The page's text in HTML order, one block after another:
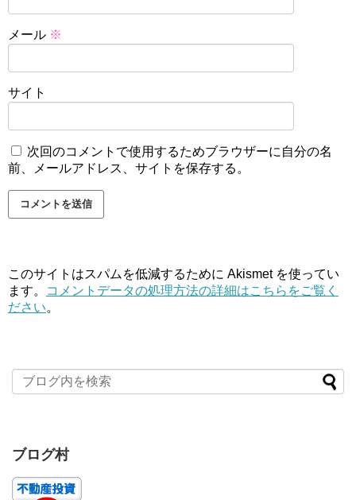
メール ※
サイト
次回のコメントで使用するためブラウザーに自分の名
前、メールアドレス、サイトを保存する。
このサイトはスパムを低減するために Akismet を使ってい
ます。
コメントデータの処理方法の詳細はこちらをご覧く
ださい。
ブログ村